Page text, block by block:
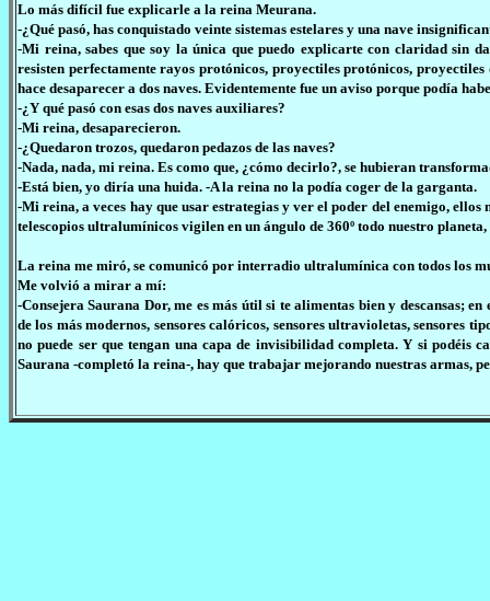
Lo más difícil fue explicarle a la reina Meurana.
-¿Qué pasó, has conquistado veinte sistemas estelares y una nave
-Mi reina, sabes que soy la única que puedo explicarte con claridad sin
resisten perfectamente rayos protónicos, proyectiles protónicos,
hace desaparecer a dos naves. Evidentemente fue un aviso porque podía
-¿Y qué pasó con esas dos naves auxiliares?
-Mi reina, desaparecieron.
-¿Quedaron trozos, quedaron pedazos de las naves?
-Nada, nada, mi reina. Es como que, ¿cómo decirlo?, se hubieran
-Está bien, yo diría una huida. -A la reina no la podía coger de la garganta.
-Mi reina, a veces hay que usar estrategias y ver el poder del enemigo,
telescopios ultralumínicos vigilen en un ángulo de 360º todo nuestro
La reina me miró, se comunicó por interradio ultralumínica con todos los
Me volvió a mirar a mí:
-Consejera Saurana Dor, me es más útil si te alimentas bien y descansas;
de los más modernos, sensores calóricos, sensores ultravioletas, sensores
no puede ser que tengan una capa de invisibilidad completa. Y si podéis
Saurana -completó la reina-, hay que trabajar mejorando nuestras armas,